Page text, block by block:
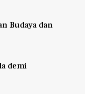
Budaya dan
demi